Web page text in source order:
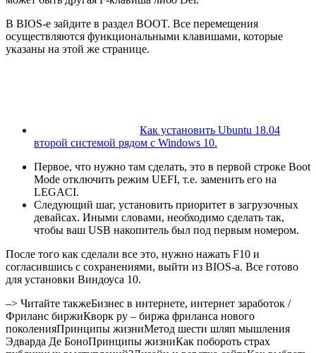
В BIOS-е зайдите в раздел BOOT. Все перемещения
осуществляются функциональными клавишами, которые
указаны на этой же странице.
Как установить Ubuntu 18.04
второй системой рядом с Windows 10.
Первое, что нужно там сделать, это в первой строке Boot
Mode отключить режим UEFI, т.е. заменить его на
LEGACI.
Следующий шаг, установить приоритет в загрузочных
девайсах. Иными словами, необходимо сделать так,
чтобы ваш USB накопитель был под первым номером.
После того как сделали все это, нужно нажать F10 и
согласившись с сохранениями, выйти из BIOS-а. Все готово
для установки Виндоуса 10.
–> Читайте такжеБизнес в интернете, интернет заработок /
Фриланс биржиКворк ру – биржа фриланса нового
поколенияПринципы жизниМетод шести шляп мышления
Эдварда Де БоноПринципы жизниКак побороть страх